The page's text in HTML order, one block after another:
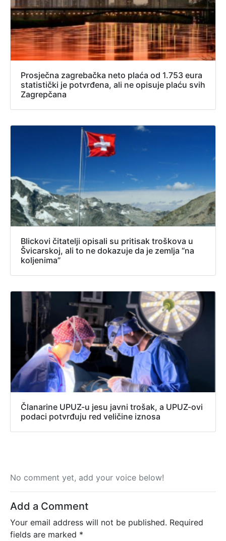
Prosječna zagrebačka neto plaća od 1.753 eura
statistički je potvrđena, ali ne opisuje plaću svih
Zagrepčana
Blickovi čitatelji opisali su pritisak troškova u
Švicarskoj, ali to ne dokazuje da je zemlja “na
koljenima”
Članarine UPUZ-u jesu javni trošak, a UPUZ-ovi
podaci potvrđuju red veličine iznosa
No comment yet, add your voice below!
Add a Comment
Your email address will not be published. Required
fields are marked *